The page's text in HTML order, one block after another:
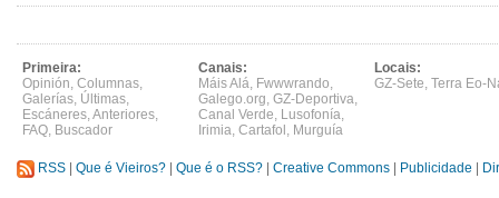
Primeira:
Opinión, Columnas,
Galerías, Últimas,
Escáneres,Anteriores,
FAQ, Buscador
Canais:
Máis Alá, Fwwwrando,
Galego.org, GZ-Deportiva,
Canal Verde, Lusofonía,
Irimia, Cartafol , Murguía
Locais:
GZ-Sete, Terra Eo-
RSS Que é Vieiros? Que é o RSS? Creative Commons Publicidade